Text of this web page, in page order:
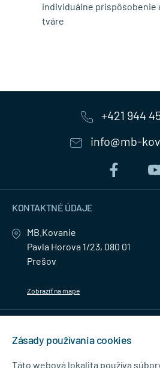
individuálne prispôsobenie
tváre
+421 944
info@mb-
KONTAKTNÉ ÚDAJE
MB.Kovanie
Pavla Horova 1/23, 080 01
Prešov
Zobraziť na mape
NEWSLETTER
Zásady používania cookies
Táto webová lokalita používa